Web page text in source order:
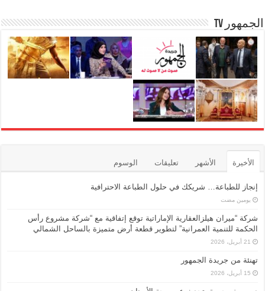
الجمهور TV
الأخيرة الأشهر تعليقات الوسوم
إنجاز للطباعة… شريكك في حلول الطباعة الاحترافية
‏يومين مضت
شركة “ميران هيلزالعقارية الإماراتية توقع إتفاقية مع “شركة مشروع رأس
الحكمة للتنمية العمرانية” لتطوير قطعة أرض متميزة بالساحل الشمالي
21 أبريل، 2026
تهنئة من جريدة الجمهور
15 أبريل، 2026